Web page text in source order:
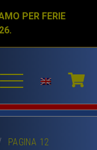
PER FERIE
PAGINA 12